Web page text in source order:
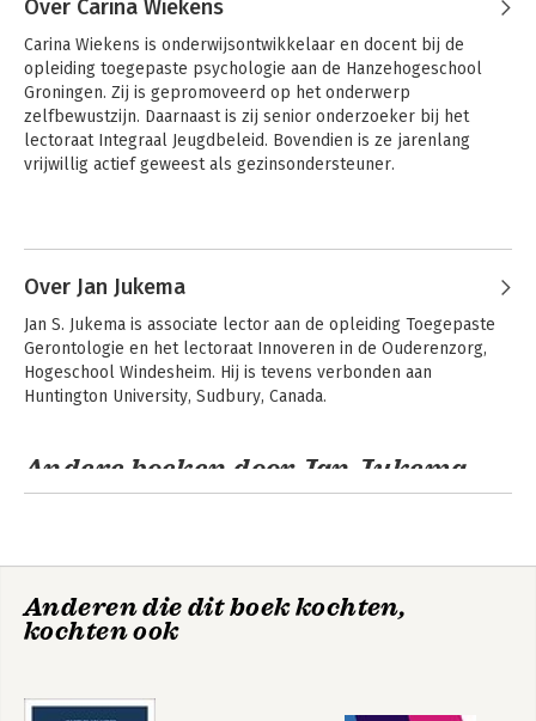
Jukema is lector Verpleegkunde bij hogeschool Saxion. Onder
redactie van genoemde auteurs hebben vele experts van
verschillende hogescholen een bijdrage geleverd aan het
boek.
Over Carina Wiekens
Carina Wiekens is onderwijsontwikkelaar en docent bij de
opleiding toegepaste psychologie aan de Hanzehogeschool
Groningen. Zij is gepromoveerd op het onderwerp
zelfbewustzijn. Daarnaast is zij senior onderzoeker bij het
lectoraat Integraal Jeugdbeleid. Bovendien is ze jarenlang
vrijwillig actief geweest als gezinsondersteuner.
Over Jan Jukema
Jan S. Jukema is associate lector aan de opleiding Toegepaste
Gerontologie en het lectoraat Innoveren in de Ouderenzorg,
Hogeschool Windesheim. Hij is tevens verbonden aan
Huntington University, Sudbury, Canada.
Andere boeken door Jan Jukema
Anderen die dit boek kochten,
kochten ook